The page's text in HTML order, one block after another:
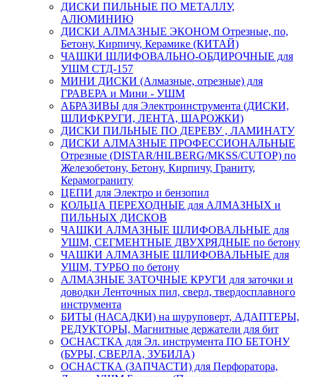
ДИСКИ ПИЛЬНЫЕ ПО МЕТАЛЛУ,
АЛЮМИНИЮ
ДИСКИ АЛМАЗНЫЕ ЭКОНОМ Отрезные, по,
Бетону, Кирпичу, Керамике (КИТАЙ)
ЧАШКИ ШЛИФОВАЛЬНО-ОБДИРОЧНЫЕ для
УШМ СТД-157
МИНИ ДИСКИ (Алмазные, отрезные) для
ГРАВЕРА и Мини - УШМ
АБРАЗИВЫ для Электроинструмента (ДИСКИ,
ШЛИФКРУГИ, ЛЕНТА, ШАРОЖКИ)
ДИСКИ ПИЛЬНЫЕ ПО ДЕРЕВУ , ЛАМИНАТУ
ДИСКИ АЛМАЗНЫЕ ПРОФЕССИОНАЛЬНЫЕ
Отрезные (DISTAR/HILBERG/MKSS/CUTOP) по
Железобетону, Бетону, Кирпичу, Граниту,
Керамограниту
ЦЕПИ для Электро и бензопил
КОЛЬЦА ПЕРЕХОДНЫЕ для АЛМАЗНЫХ и
ПИЛЬНЫХ ДИСКОВ
ЧАШКИ АЛМАЗНЫЕ ШЛИФОВАЛЬНЫЕ для
УШМ, СЕГМЕНТНЫЕ ДВУХРЯДНЫЕ по бетону
ЧАШКИ АЛМАЗНЫЕ ШЛИФОВАЛЬНЫЕ для
УШМ, ТУРБО по бетону
АЛМАЗНЫЕ ЗАТОЧНЫЕ КРУГИ для заточки и
доводки Ленточных пил, сверл, твердосплавного
инструмента
БИТЫ (НАСАДКИ) на шуруповерт, АДАПТЕРЫ,
РЕДУКТОРЫ, Магнитные держатели для бит
ОСНАСТКА для Эл. инструмента ПО БЕТОНУ
(БУРЫ, СВЕРЛА, ЗУБИЛА)
ОСНАСТКА (ЗАПЧАСТИ) для Перфоратора,